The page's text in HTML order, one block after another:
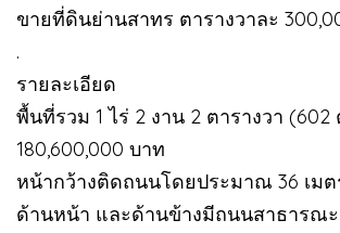
ขายที่ดินย่านสาทร ตารางวาละ
.
รายละเอียด
พื้นที่รวม 1 ไร่ 2 งาน 2 ตารางวา (602
180,600,000 บาท
หน้ากว้างติดถนนโดยประมาณ 36 เมต
ด้านหน้า และด้านข้างมีถนนสาธารณะ